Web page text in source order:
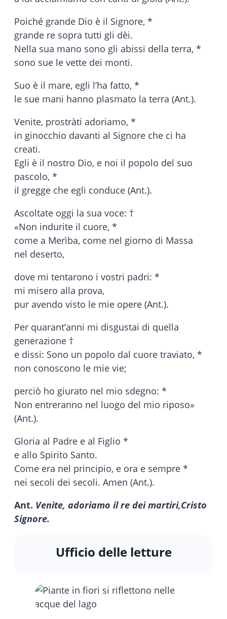
Poiché grande Dio è il Signore, *
grande re sopra tutti gli dèi.
Nella sua mano sono gli abissi della terra, *
sono sue le vette dei monti.
Suo è il mare, egli l’ha fatto, *
le sue mani hanno plasmato la terra (Ant.).
Venite, prostràti adoriamo, *
in ginocchio davanti al Signore che ci ha
creati.
Egli è il nostro Dio, e noi il popolo del suo
pascolo, *
il gregge che egli conduce (Ant.).
Ascoltate oggi la sua voce: †
«Non indurite il cuore, *
come a Merìba, come nel giorno di Massa
nel deserto,
dove mi tentarono i vostri padri: *
mi misero alla prova,
pur avendo visto le mie opere (Ant.).
Per quarant’anni mi disgustai di quella
generazione †
e dissi: Sono un popolo dal cuore traviato, *
non conoscono le mie vie;
perciò ho giurato nel mio sdegno: *
Non entreranno nel luogo del mio riposo»
(Ant.).
Gloria al Padre e al Figlio *
e allo Spirito Santo.
Come era nel principio, e ora e sempre *
nei secoli dei secoli. Amen (Ant.).
Ant. Venite, adoriamo il re dei martiri,Cristo
Signore.
Ufficio delle letture